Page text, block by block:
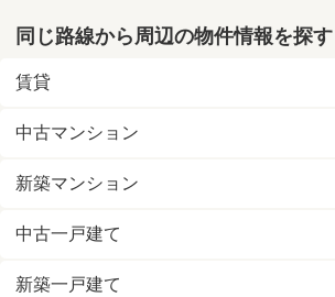
同じ路線から周辺の物件情報を探す
賃貸
中古マンション
新築マンション
中古一戸建て
新築一戸建て